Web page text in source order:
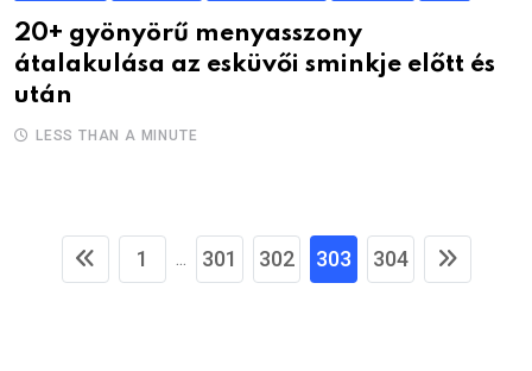
20+ gyönyörű menyasszony
átalakulása az esküvői sminkje előtt és
után
LESS THAN A MINUTE
1 ... 301 302 303 304